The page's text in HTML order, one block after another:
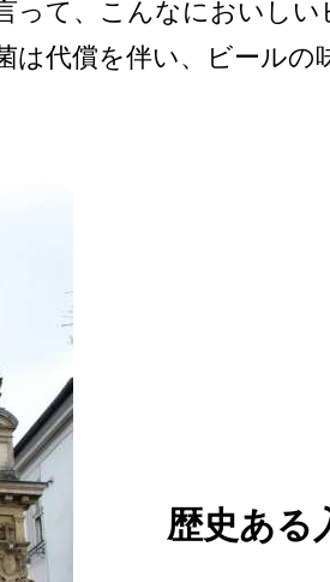
って、こんな­においし
は代償を伴い、ビールの­
歴史ある